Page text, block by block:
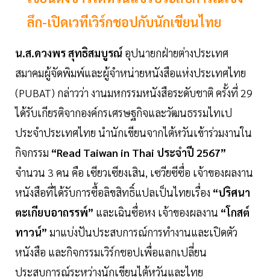
ลึก-เปิดเวทีเวิร์กชอปกับนักเขียนไทย
น.ส.ดวงพร สุทธิสมบูรณ์ อุปนายกฝ่ายต่างประเทศ
สมาคมผู้จัดพิมพ์และผู้จำหน่ายหนังสือแห่งประเทศไทย
(PUBAT) กล่าวว่า งานมหกรรมหนังสือระดับชาติ ครั้งที่ 29
ได้รับเกียรติจากองค์กรเศรษฐกิจและวัฒนธรรมไทเป
ประจำประเทศไทย นำนักเขียนจากไต้หวันเข้าร่วมงานใน
กิจกรรม “Read Taiwan in Thai ประจำปี 2567”
จำนวน 3 คน คือ เซียวเซียงเสิน, เซวียซีซื่อ เจ้าของผลงาน
หนังสือที่ได้รับการซื้อลิขสิทธิ์แปลเป็นไทยเรื่อง “ปริศนา
ตะเกียบอาถรรพ์” และเฉินซื่อหง เจ้าของผลงาน “โกสต์
ทาวน์” มาแบ่งปันประสบการณ์การทำงานและเปิดตัว
หนังสือ และกิจกรรมเวิร์กชอปเพื่อแลกเปลี่ยน
ประสบการณ์ระหว่างนักเขียนไต้หวันและไทย